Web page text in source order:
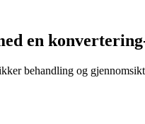
en
behandling og